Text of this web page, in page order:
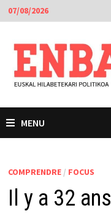
Passer
au
contenu
07/08/2026
MENU
COMPRENDRE/ FOCUS
Il y a 32 ans